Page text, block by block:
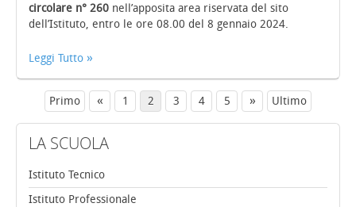
circolare n° 260 nell’apposita area riservata del sito
dell’Istituto, entro le ore 08.00 del 8 gennaio 2024.
Leggi Tutto
Primo « 1 2 3 4 5 » Ultimo
LA SCUOLA
Istituto Tecnico
Istituto Professionale